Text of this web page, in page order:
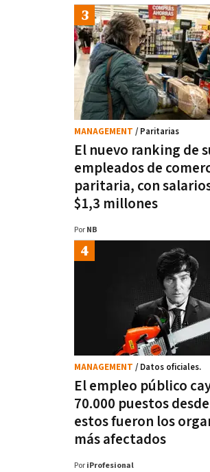
El nuevo ranking de
empleados de
paritaria, con
$1,3 millones
MANAGEMENT / Paritarias
Por NB
El empleo público
70.000 puestos
estos fueron los
más afectados
MANAGEMENT / Datos oficiales.
Por iProfesional